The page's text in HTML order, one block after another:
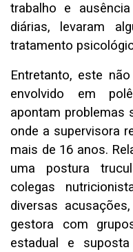
trabalho e
diárias, levaram
tratamento
Entretanto, este
envolvido em
apontam problemas
onde a supervisora
mais de 16 anos.
uma postura
colegas
diversas
gestora com
estadual e